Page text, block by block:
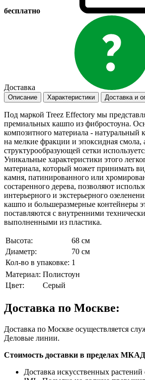
бесплатно
Доставка
Описание Характеристики Доставка и
Под маркой Treez Effectory мы
премиальных кашпо из фибростоуна.
композитного материала - натуральный
на мелкие фракции и эпоксидная смола,
структурообразующей сетки
Уникальные характеристики этого
материала, который может принимать
камня, патинированного или
состаренного дерева, позволяют
интерьерного и экстерьерного
кашпо и большеразмерные контейнеры
поставляются с внутренними
выполненными из пластика.
Высота:
68 см
Диаметр:
70 см
Кол-во в упаковке: 1
Материал: Полистоун
Цвет:
Серый
Доставка по Москве:
Доставка по Москве осуществляется
Деловые линии.
Стоимость доставки в пределах
Доставка искусственных